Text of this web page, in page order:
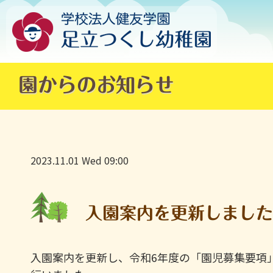
園からのお知らせ
2023.11.01 Wed 09:00
入園案内を更新しまし
入園案内を更新し、令和6年度の「園児募集要